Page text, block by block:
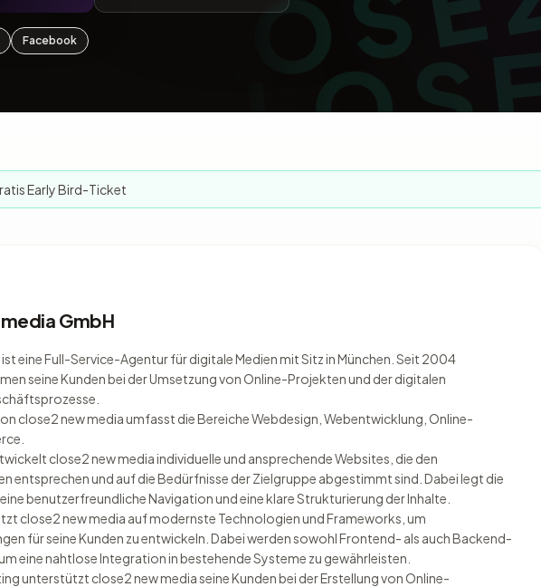
Facebook
Early Bird-Ticket
GmbH
eine Full-Service-Agentur für digitale Medien mit Sitz in München. Seit 2004
seine Kunden bei der Umsetzung von Online-Projekten und der digitalen
close2 new media umfasst die Bereiche Webdesign, Webentwicklung, Online-
close2 new media individuelle und ansprechende Websites, die den
entsprechen und auf die Bedürfnisse der Zielgruppe abgestimmt sind. Dabei legt die
benutzerfreundliche Navigation und eine klare Strukturierung der Inhalte.
close2 new media auf modernste Technologien und Frameworks, um
für seine Kunden zu entwickeln. Dabei werden sowohl Frontend- als auch Backend-
eine nahtlose Integration in bestehende Systeme zu gewährleisten.
unterstützt close2 new media seine Kunden bei der Erstellung von Online-